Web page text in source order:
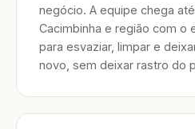
negócio. A equipe chega
Cacimbinha e região com o
para esvaziar, limpar e
novo, sem deixar rastro do